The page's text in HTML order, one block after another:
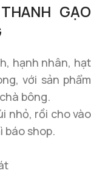
GẠO
hạnh nhân, hạt
với sản phẩm
bông.
nhỏ, rồi cho vào
báo shop.